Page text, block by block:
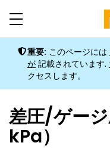
重要: このページには
が 記載されています.
クセスします。
差圧/ゲー
kPa）